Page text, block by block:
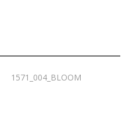
1571_004_BLOOM